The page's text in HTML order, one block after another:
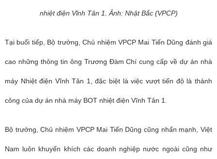
nhiệt điện Vĩnh Tân 1. Ảnh: Nhật Bắc (VPCP)
Tại buổi tiếp, Bộ trưởng, Chủ nhiệm VPCP Mai Tiến Dũng đánh giá
cao những thông tin ông Trương Đàm Chí cung cấp về dự án nhà
máy Nhiệt điện Vĩnh Tân 1, đặc biệt là việc vượt tiến độ là thành
công của dự án nhà máy BOT nhiệt điện Vĩnh Tân 1.
Bộ trưởng, Chủ nhiệm VPCP Mai Tiến Dũng cũng nhấn mạnh, Việt
Nam luôn khuyến khích các doanh nghiệp nước ngoài cũng như